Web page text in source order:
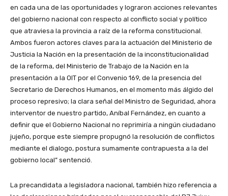
en cada una de las oportunidades y lograron acciones relevantes
del gobierno nacional con respecto al conflicto social y político
que atraviesa la provincia a raíz de la reforma constitucional.
Ambos fueron actores claves para la actuación del Ministerio de
Justicia la Nación en la presentación de la inconstitucionalidad
de la reforma, del Ministerio de Trabajo de la Nación en la
presentación a la OIT por el Convenio 169, de la presencia del
Secretario de Derechos Humanos, en el momento más álgido del
proceso represivo; la clara señal del Ministro de Seguridad, ahora
interventor de nuestro partido, Aníbal Fernández, en cuanto a
definir que el Gobierno Nacional no reprimiría a ningún ciudadano
jujeño, porque este siempre propugnó la resolución de conflictos
mediante el dialogo, postura sumamente contrapuesta a la del
gobierno local” sentenció.
La precandidata a legisladora nacional, también hizo referencia a